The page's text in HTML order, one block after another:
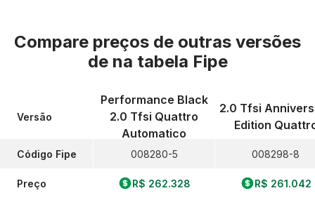
Compare preços de outras versões
de na tabela Fipe
Versão
Código Fipe
Preço
Performance Black
2.0 Tfsi Quattro
Automatico
008280-5
R$ 262.328
2.0 Tfsi
Edition
008298-8
R$ 261.042